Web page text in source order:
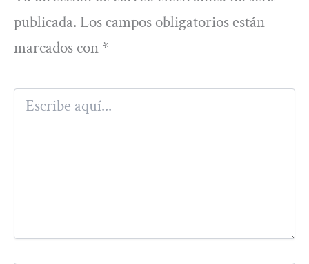
publicada. Los campos obligatorios están
marcados con *
Escribe
aquí...